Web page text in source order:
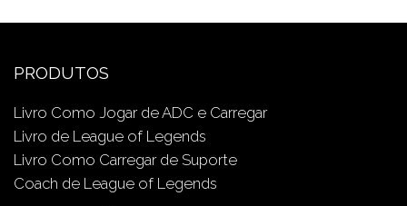
PRODUTOS
Livro Como Jogar de ADC e Carregar
Livro de League of Legends
Livro Como Carregar de Suporte
Coach de League of Legends